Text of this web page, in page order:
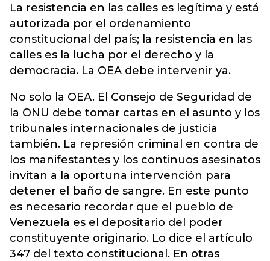
La resistencia en las calles es legítima y está
autorizada por el ordenamiento
constitucional del país; la resistencia en las
calles es la lucha por el derecho y la
democracia. La OEA debe intervenir ya.
No solo la OEA. El Consejo de Seguridad de
la ONU debe tomar cartas en el asunto y los
tribunales internacionales de justicia
también. La represión criminal en contra de
los manifestantes y los continuos asesinatos
invitan a la oportuna intervención para
detener el baño de sangre. En este punto
es necesario recordar que el pueblo de
Venezuela es el depositario del poder
constituyente originario. Lo dice el artículo
347 del texto constitucional. En otras